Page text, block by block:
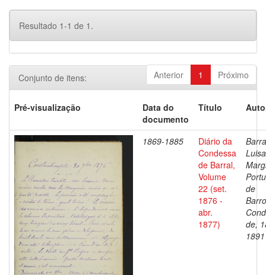
Resultado 1-1 de 1.
Anterior 1 Próximo
Conjunto de itens:
Pré-visualização
Data do
documento
Título
1869-1885
Diário da
Condessa
de Barral,
Volume
22 (set.
1876 -
abr.
1877)
Luisa
de
de,
1891